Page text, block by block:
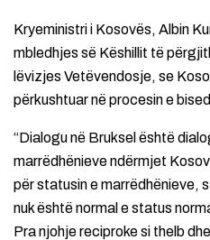
Kryeministri i Kosovës, Albin
mbledhjes së Këshillit të
lëvizjes Vetëvendosje, se
përkushtuar në procesin e
“Dialogu në Bruksel është
marrëdhënieve ndërmjet
për statusin e marrëdhënieve,
nuk është normal e status
Pra njohje reciproke si thelb